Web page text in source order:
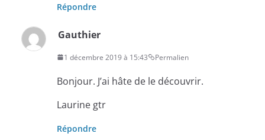
Répondre
Gauthier
1 décembre 2019 à 15:43 Permalien
Bonjour. J’ai hâte de le découvrir.
Laurine gtr
Répondre